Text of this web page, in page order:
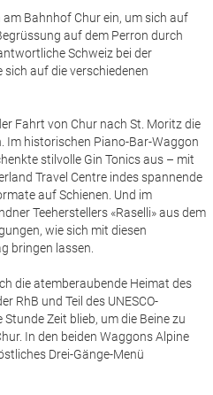
Bahnhof Chur ein, um sich auf
auf dem Perron durch
Schweiz bei der
auf die verschiedenen
Fahrt von Chur nach St. Moritz die
Im historischen Piano-Bar-Waggon
stilvolle Gin Tonics aus – mit
Travel Centre indes spannende
auf Schienen. Und im
Teeherstellers «Raselli» aus dem
wie sich mit diesen
bringen lassen.
die atemberaubende Heimat des
RhB und Teil des UNESCO-
Zeit blieb, um die Beine zu
In den beiden Waggons Alpine
Drei-Gänge-Menü